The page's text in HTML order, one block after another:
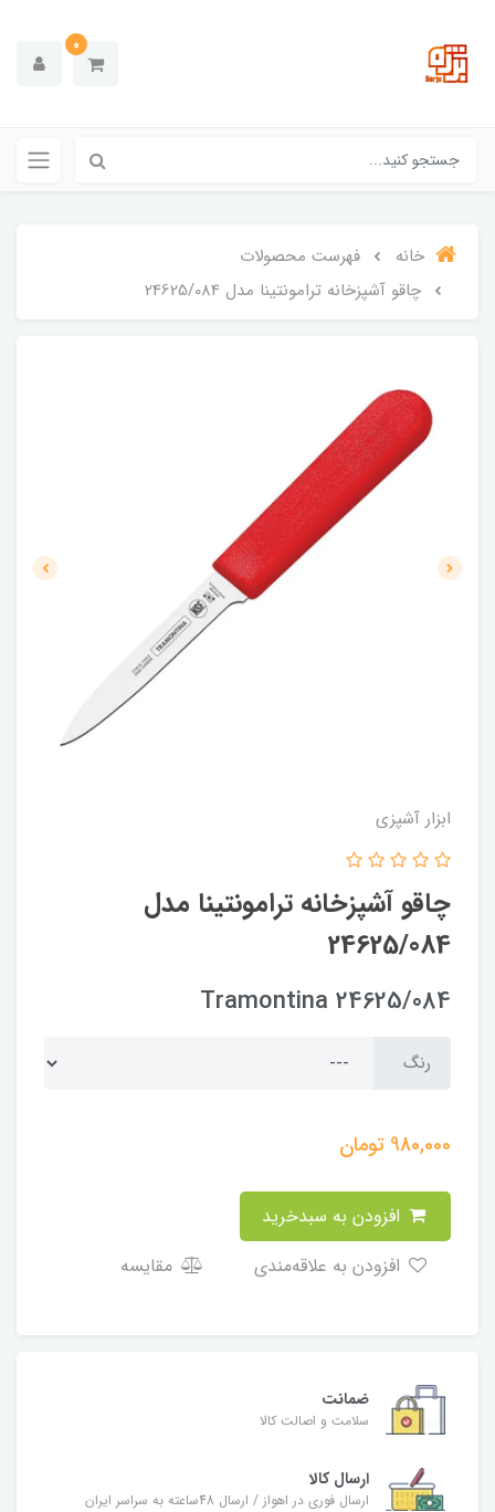
0
خانه
فهرست محصولات
چاقو آشپزخانه ترامونتینا مدل 24625/084
ابزار آشپزی
چاقو آشپزخانه ترامونتینا مدل
24625/084
Tramontina 24625/084
رنگ
980,000 تومان
مقایسه
ضمانت
سلامت و اصالت کالا
ارسال کالا
ارسال فوری در اهواز / ارسال 48ساعته به سراسر ایران